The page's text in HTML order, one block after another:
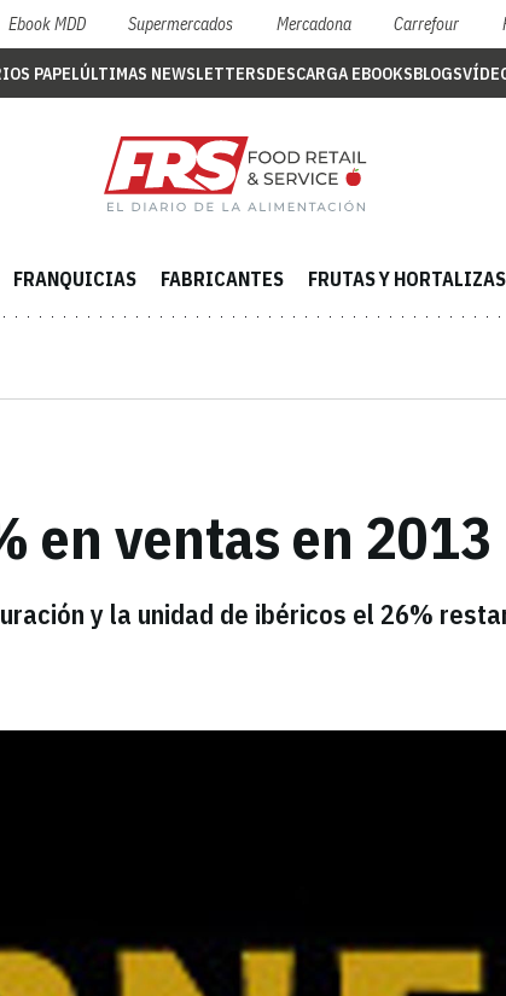
Ebook MDD Supermercados Mercadona Carrefour
PAPELÚLTIMAS NEWSLETTERSDESCARGA EBOOKSBLOGS
FRANQUICIAS FABRICANTES FRUTAS Y HORTALIZAS
en ventas en 2013
y la unidad de ibéricos el 26%